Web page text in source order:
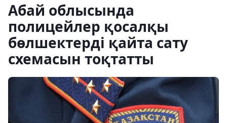
Абай облысында
полицейлер қосалқы
бөлшектерді қайта сату
схемасын тоқтатты